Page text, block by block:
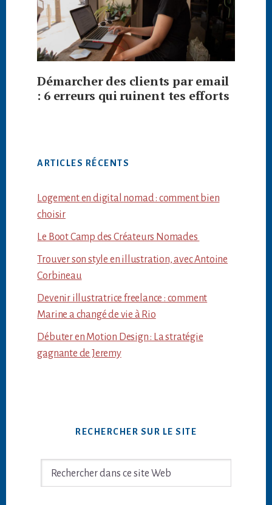
Démarcher des clients par email
: 6 erreurs qui ruinent tes efforts
ARTICLES RÉCENTS
Logement en digital nomad : comment bien
choisir
Le Boot Camp des Créateurs Nomades
Trouver son style en illustration, avec Antoine
Corbineau
Devenir illustratrice freelance : comment
Marine a changé de vie à Rio
Débuter en Motion Design : La stratégie
gagnante de Jeremy
RECHERCHER SUR LE SITE
Rechercher